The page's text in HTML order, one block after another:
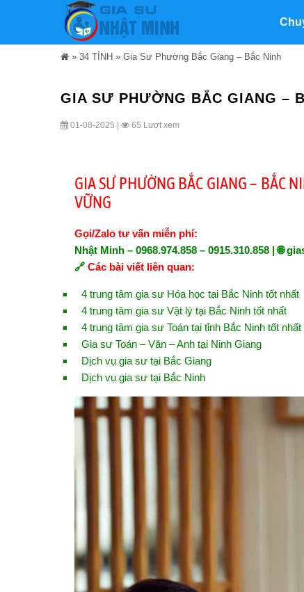
» 34 TỈNH » Gia Sư Phường Bắc Giang – Bắc Ninh
GIA SƯ PHƯỜNG BẮC GIANG –
01-08-2025 | 65 Lượt xem
GIA SƯ PHƯỜNG BẮC GIANG – BẮC
VỮNG
Gọi/Zalo tư vấn miễn phí:
Nhật Minh – 0968.974.858 – 0915.310.858 | 🌐
🔗 Các bài viết liên quan:
4 trung tâm gia sư Hóa học tại Bắc Ninh tốt nhất
4 trung tâm gia sư Vật lý tại Bắc Ninh tốt nhất
4 trung tâm gia sư Toán tại tỉnh Bắc Ninh tốt nhất
Gia sư Toán – Văn – Anh tại Ninh Giang
Dịch vụ gia sư tại Bắc Giang
Dịch vụ gia sư tại Bắc Ninh